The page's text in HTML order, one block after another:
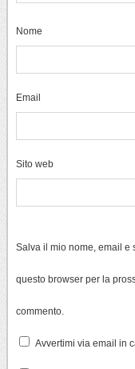
Nome
Email
Sito web
Salva il mio nome, email e
questo browser per la
commento.
Avvertimi via email in